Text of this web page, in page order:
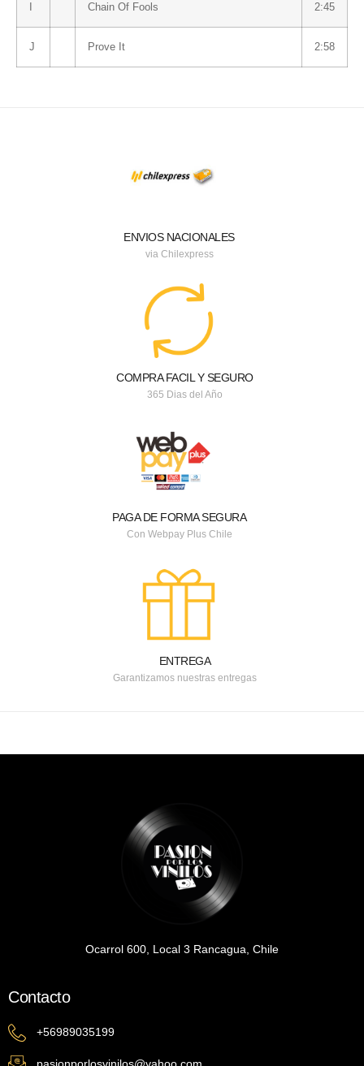
Chain Of Fools 2:45
J Prove It 2:58
ENVIOS NACIONALES
via Chilexpress
COMPRA FACIL Y SEGURO
365 Dias del Año
PAGA DE FORMA SEGURA
Con Webpay Plus Chile
ENTREGA
Garantizamos nuestras entregas
Ocarrol 600, Local 3 Rancagua, Chile
Contacto
+56989035199